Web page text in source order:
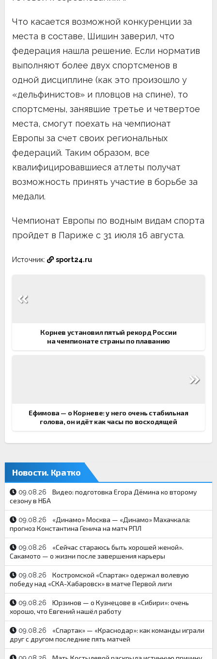
Что касается возможной конкуренции за
места в составе, Шишин заверил, что
федерация нашла решение. Если норматив
выполняют более двух спортсменов в
одной дисциплине (как это произошло у
«дельфинистов» и пловцов на спине), то
спортсмены, занявшие третье и четвертое
места, смогут поехать на чемпионат
Европы за счет своих региональных
федераций. Таким образом, все
квалифицировавшиеся атлеты получат
возможность принять участие в борьбе за
медали.
Чемпионат Европы по водным видам спорта
пройдет в Париже с 31 июля 16 августа.
Источник: sport24.ru
по
Корнев установил пятый рекорд России
на чемпионате страны по плаванию
Ефимова — о Корневе: у него очень стабильная
голова, он идёт как часы по восходящей
Новости. Кратко
09.08.26
Видео: подготовка Егора Дёмина ко второму
сезону в НБА
09.08.26
«Динамо» Москва — «Динамо» Махачкала:
прогноз Константина Генича на матч РПЛ
09.08.26
«Сейчас стараюсь быть хорошей женой».
Сакамото — о жизни после завершения карьеры
09.08.26
Костромской «Спартак» одержал волевую
победу над «СКА-Хабаровск» в матче Первой лиги
09.08.26
Юрзинов — о Кузнецове в «Сибири»: очень
хорошо, что Евгений нашёл работу
09.08.26
«Спартак» — «Краснодар»: как команды играли
друг с другом последние пять матчей